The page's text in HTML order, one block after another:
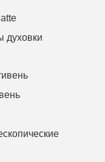
духовки